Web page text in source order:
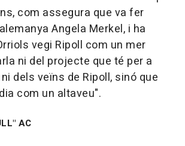
com assegura que va fer
Angela Merkel, i ha
vegi Ripoll com un mer
ni del projecte que té per a
dels veïns de Ripoll, sinó que
com un altaveu".
AC